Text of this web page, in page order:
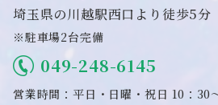
埼玉県の川越駅西口より徒歩5分
※駐車場2台完備
049-248-6145
営業時間：平日・日曜・祝日 10：30